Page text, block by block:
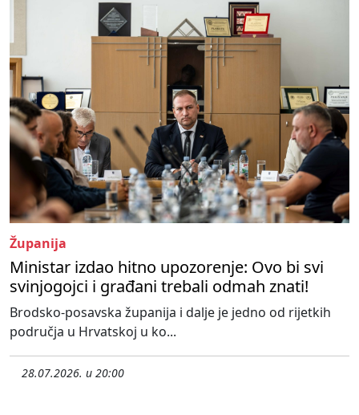
Županija
Ministar izdao hitno upozorenje: Ovo bi svi
svinjogojci i građani trebali odmah znati!
Brodsko-posavska županija i dalje je jedno od rijetkih
područja u Hrvatskoj u ko...
28.07.2026. u 20:00